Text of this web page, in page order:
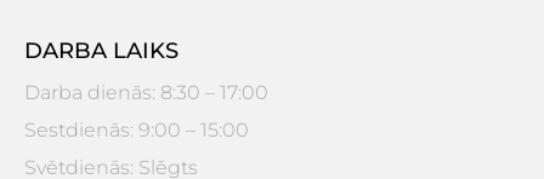
DARBA LAIKS
Darba dienās: 8:30 – 17:00
Sestdienās: 9:00 – 15:00
Svētdienās: Slēgts